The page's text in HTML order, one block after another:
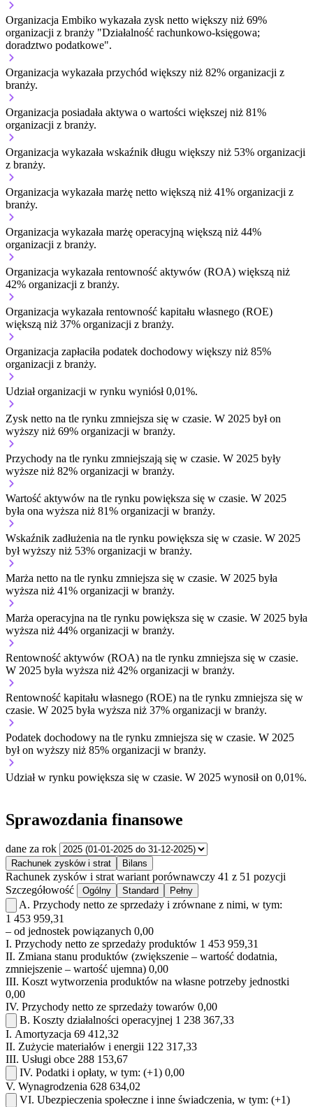
Organizacja Embiko wykazała zysk netto większy niż 69%
organizacji z branży "Działalność rachunkowo-księgowa;
doradztwo podatkowe".
Organizacja wykazała przychód większy niż 82% organizacji z
branży.
Organizacja posiadała aktywa o wartości większej niż 81%
organizacji z branży.
Organizacja wykazała wskaźnik długu większy niż 53% organizacji
z branży.
Organizacja wykazała marżę netto większą niż 41% organizacji z
branży.
Organizacja wykazała marżę operacyjną większą niż 44%
organizacji z branży.
Organizacja wykazała rentowność aktywów (ROA) większą niż
42% organizacji z branży.
Organizacja wykazała rentowność kapitału własnego (ROE)
większą niż 37% organizacji z branży.
Organizacja zapłaciła podatek dochodowy większy niż 85%
organizacji z branży.
Udział organizacji w rynku wyniósł 0,01%.
Zysk netto na tle rynku zmniejsza się w czasie. W 2025 był on
wyższy niż 69% organizacji w branży.
Przychody na tle rynku zmniejszają się w czasie. W 2025 były
wyższe niż 82% organizacji w branży.
Wartość aktywów na tle rynku powiększa się w czasie. W 2025
była ona wyższa niż 81% organizacji w branży.
Wskaźnik zadłużenia na tle rynku powiększa się w czasie. W 2025
był wyższy niż 53% organizacji w branży.
Marża netto na tle rynku zmniejsza się w czasie. W 2025 była
wyższa niż 41% organizacji w branży.
Marża operacyjna na tle rynku powiększa się w czasie. W 2025 była
wyższa niż 44% organizacji w branży.
Rentowność aktywów (ROA) na tle rynku zmniejsza się w czasie.
W 2025 była wyższa niż 42% organizacji w branży.
Rentowność kapitału własnego (ROE) na tle rynku zmniejsza się w
czasie. W 2025 była wyższa niż 37% organizacji w branży.
Podatek dochodowy na tle rynku zmniejsza się w czasie. W 2025
był on wyższy niż 85% organizacji w branży.
Udział w rynku powiększa się w czasie. W 2025 wynosił on 0,01%.
Sprawozdania finansowe
dane za rok
Rachunek zysków i strat Bilans
Rachunek zysków i strat wariant porównawczy 41 z 51 pozycji
Szczegółowość
Ogólny Standard Pełny
A. Przychody netto ze sprzedaży i zrównane z nimi, w tym:
1 453 959,31
– od jednostek powiązanych 0,00
I. Przychody netto ze sprzedaży produktów 1 453 959,31
II. Zmiana stanu produktów (zwiększenie – wartość dodatnia,
zmniejszenie – wartość ujemna) 0,00
III. Koszt wytworzenia produktów na własne potrzeby jednostki
0,00
IV. Przychody netto ze sprzedaży towarów 0,00
B. Koszty działalności operacyjnej 1 238 367,33
I. Amortyzacja 69 412,32
II. Zużycie materiałów i energii 122 317,33
III. Usługi obce 288 153,67
IV. Podatki i opłaty, w tym: (+1) 0,00
V. Wynagrodzenia 628 634,02
VI. Ubezpieczenia społeczne i inne świadczenia, w tym: (+1)